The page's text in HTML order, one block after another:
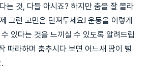
는 것, 다들 아시죠? 하지만 춤을 잘 몰라
그런 고민은 던져두세요! 운동을 이렇게
있다는 것을 느끼실 수 있도록 알려드립
따라하며 춤추시다 보면 어느새 땀이 뻘